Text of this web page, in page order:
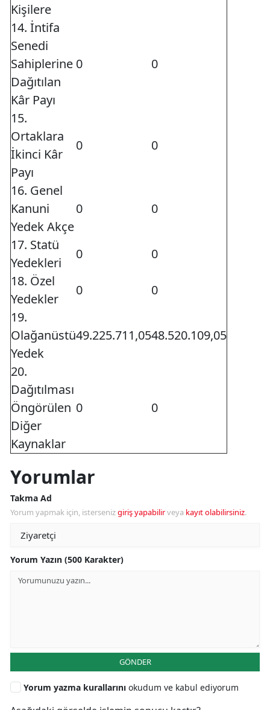
Kişilere
14. İntifa
Senedi
Sahiplerine
Dağıtılan
Kâr Payı
0 0
15.
Ortaklara
İkinci Kâr
Payı
0 0
16. Genel
Kanuni
Yedek Akçe
0 0
17. Statü
Yedekleri
0
0
18. Özel
Yedekler
0
0
19.
Olağanüstü
Yedek
49.225.711,0548.520.109,05
20.
Dağıtılması
Öngörülen
Diğer
Kaynaklar
0 0
Yorumlar
Takma Ad
Yorum yapmak için, istersenizgiriş yapabilirveya kayıt olabilirsiniz.
Yorum Yazın (500 Karakter)
GÖNDER
Yorum yazma kurallarını okudum ve kabul ediyorum